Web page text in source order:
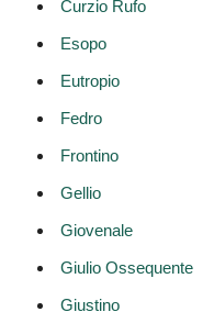
Curzio Rufo
Esopo
Eutropio
Fedro
Frontino
Gellio
Giovenale
Giulio Ossequente
Giustino